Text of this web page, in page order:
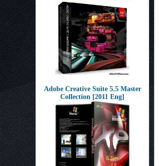
Adobe Creative Suite 5.5 Master
Collection [2011 Eng]